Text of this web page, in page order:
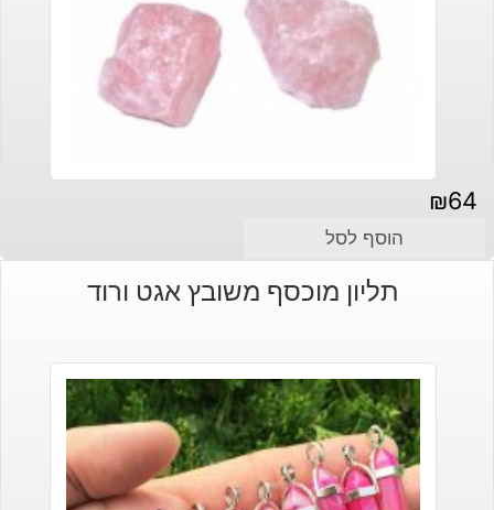
₪64
הוסף לסל
תליון מוכסף משובץ אגט ורוד